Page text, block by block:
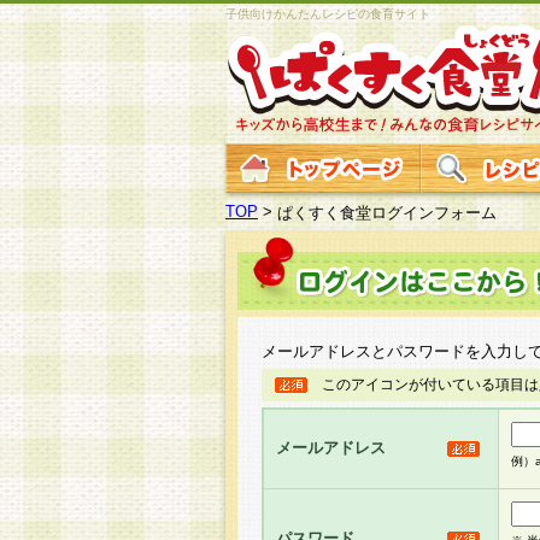
子供向けかんたんレシピの食育サイト
TOP >ぱくすく食堂ログインフォーム
メールアドレスとパスワードを入力し
このアイコンが付いている項目
メールアドレス
例）